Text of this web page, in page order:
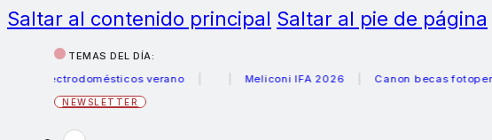
Saltar al contenido principal Saltar al pie de página
TEMAS DEL DÍA:
verano
Meliconi IFA 2026 Canon becas fotoperiodismo
NEWSLETTER